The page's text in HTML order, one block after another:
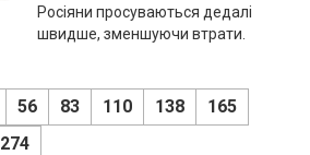
Росіяни просуваються дедалі
швидше, зменшуючи втрати.
56 83 110 138
165
274